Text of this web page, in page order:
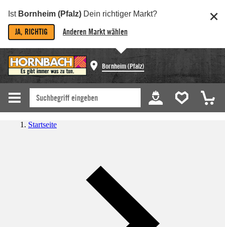
Ist Bornheim (Pfalz) Dein richtiger Markt?
JA, RICHTIG Anderen Markt wählen
Bornheim (Pfalz)
Startseite